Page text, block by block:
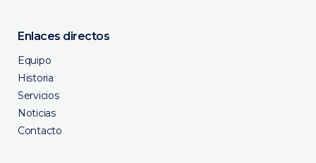
Enlaces directos
Equipo
Historia
Servicios
Noticias
Contacto